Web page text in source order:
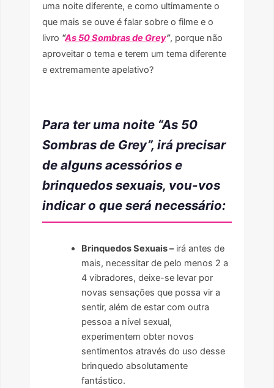
uma noite diferente, e como ultimamente o
que mais se ouve é falar sobre o filme e o
livro “As 50 Sombras de Grey”, porque não
aproveitar o tema e terem um tema diferente
e extremamente apelativo?
Para ter uma noite “As 50
Sombras de Grey”, irá precisar
de alguns acessórios e
brinquedos sexuais, vou-vos
indicar o que será necessário:
Brinquedos Sexuais –irá antes de
mais, necessitar de pelo menos 2 a
4 vibradores, deixe-se levar por
novas sensações que possa vir a
sentir, além de estar com outra
pessoa a nível sexual,
experimentem obter novos
sentimentos através do uso desse
brinquedo absolutamente
fantástico.